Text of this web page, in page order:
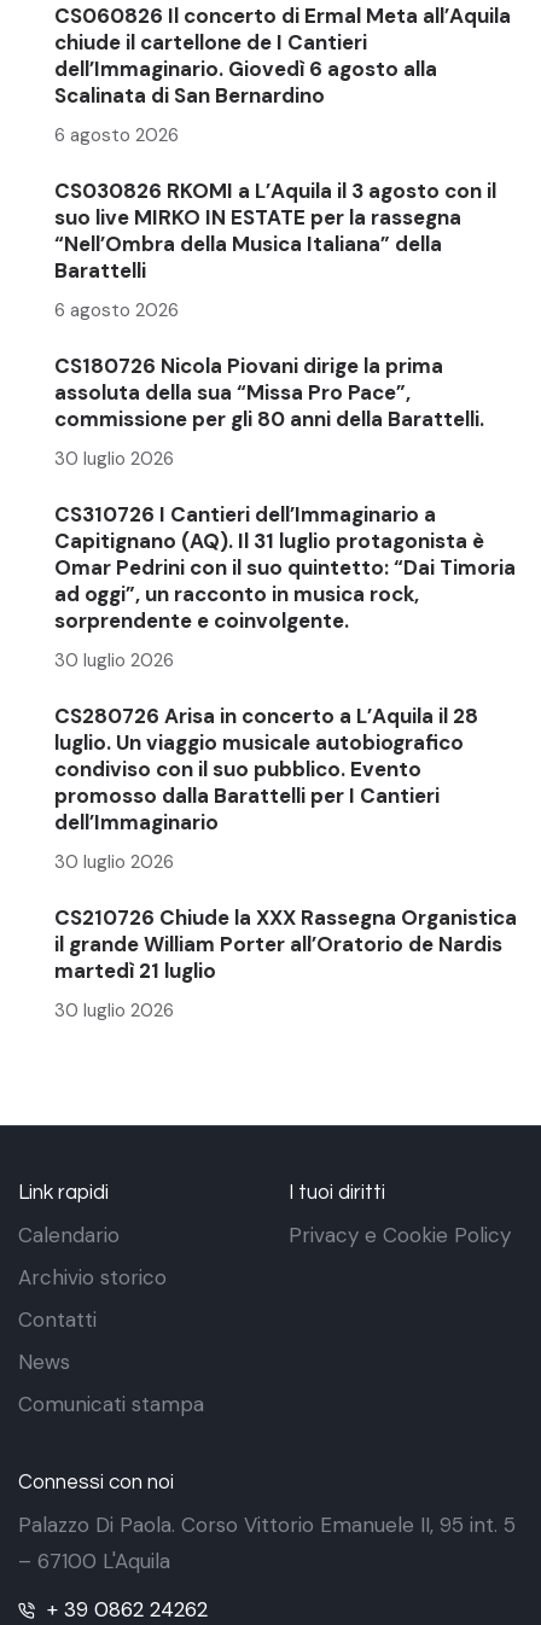
CS060826 Il concerto di Ermal Meta all’Aquila
chiude il cartellone de I Cantieri
dell’Immaginario. Giovedì 6 agosto alla
Scalinata di San Bernardino
6 agosto 2026
CS030826 RKOMI a L’Aquila il 3 agosto con il
suo live MIRKO IN ESTATE per la rassegna
“Nell’Ombra della Musica Italiana” della
Barattelli
6 agosto 2026
CS180726 Nicola Piovani dirige la prima
assoluta della sua “Missa Pro Pace”,
commissione per gli 80 anni della Barattelli.
30 luglio 2026
CS310726 I Cantieri dell’Immaginario a
Capitignano (AQ). Il 31 luglio protagonista è
Omar Pedrini con il suo quintetto: “Dai Timoria
ad oggi”, un racconto in musica rock,
sorprendente e coinvolgente.
30 luglio 2026
CS280726 Arisa in concerto a L’Aquila il 28
luglio. Un viaggio musicale autobiografico
condiviso con il suo pubblico. Evento
promosso dalla Barattelli per I Cantieri
dell’Immaginario
30 luglio 2026
CS210726 Chiude la XXX Rassegna Organistica
il grande William Porter all’Oratorio de Nardis
martedì 21 luglio
30 luglio 2026
Link rapidi
Calendario
Archivio storico
Contatti
News
Comunicati stampa
I tuoi diritti
Privacy e Cookie Policy
Connessi con noi
Palazzo Di Paola. Corso Vittorio Emanuele II, 95 int. 5
– 67100 L'Aquila
+ 39 0862 24262